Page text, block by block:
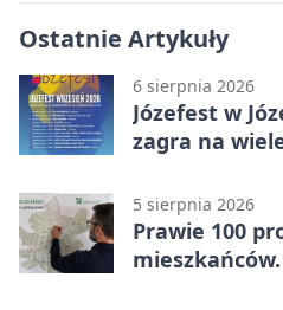
Ostatnie Artykuły
6 sierpnia 2026
Józefest w
zagra na
5 sierpnia 2026
Prawie 100